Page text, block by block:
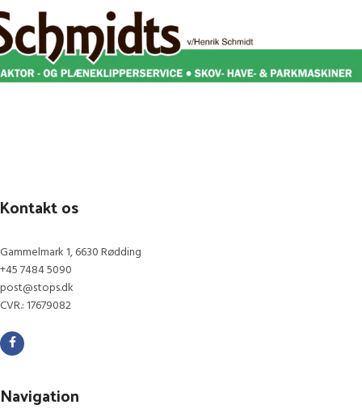
Kontakt os
Gammelmark 1, 6630 Rødding
+45 7484 5090
post@stops.dk
CVR.: 17679082
Navigation